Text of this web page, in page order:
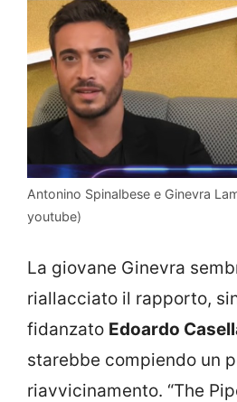
Antonino Spinalbese e Ginevra
youtube)
La giovane Ginevra
riallacciato il rapporto,
fidanzato Edoardo
starebbe compiendo un
riavvicinamento. “The